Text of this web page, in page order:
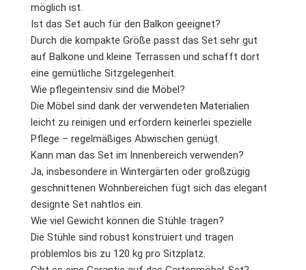
möglich ist.
Ist das Set auch für den Balkon geeignet?
Durch die kompakte Größe passt das Set sehr gut
auf Balkone und kleine Terrassen und schafft dort
eine gemütliche Sitzgelegenheit.
Wie pflegeintensiv sind die Möbel?
Die Möbel sind dank der verwendeten Materialien
leicht zu reinigen und erfordern keinerlei spezielle
Pflege – regelmäßiges Abwischen genügt.
Kann man das Set im Innenbereich verwenden?
Ja, insbesondere in Wintergärten oder großzügig
geschnittenen Wohnbereichen fügt sich das elegant
designte Set nahtlos ein.
Wie viel Gewicht können die Stühle tragen?
Die Stühle sind robust konstruiert und tragen
problemlos bis zu 120 kg pro Sitzplatz.